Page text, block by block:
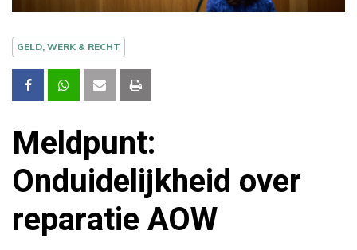
GELD, WERK & RECHT
Meldpunt:
Onduidelijkheid over
reparatie AOW